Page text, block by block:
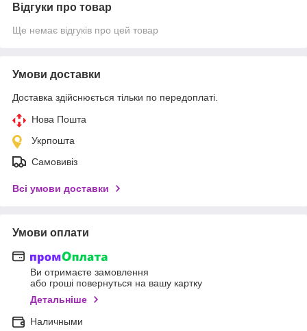
Відгуки про товар
Ще немає відгуків про цей товар
Умови доставки
Доставка здійснюється тільки по передоплаті.
Нова Пошта
Укрпошта
Самовивіз
Всі умови доставки
Умови оплати
Ви отримаєте замовлення
або гроші повернуться на вашу картку
Детальніше
Наличными